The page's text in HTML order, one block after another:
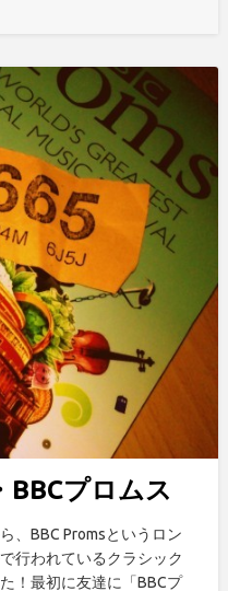
BBCプロムス
、BBC Promsというロン
行われているクラシック
！最初に友達に「BBCプ